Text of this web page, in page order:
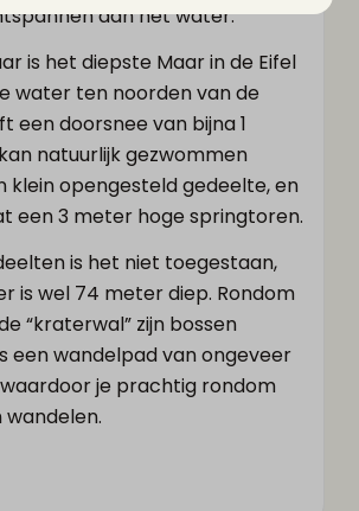
aan het water.
is het diepste Maar in de Eifel
water ten noorden van de
een doorsnee van bijna 1
natuurlijk gezwommen
klein opengesteld gedeelte, en
een 3 meter hoge springtoren.
is het niet toegestaan,
is wel 74 meter diep. Rondom
“kraterwal” zijn bossen
een wandelpad van ongeveer
je prachtig rondom